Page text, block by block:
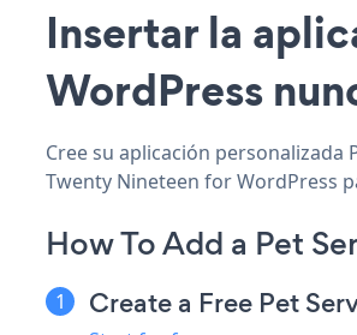
Insertar la
WordPress
Cree su aplicación personalizada
Twenty Nineteen for WordPress
How To Add a Pet
Create a Free Pet